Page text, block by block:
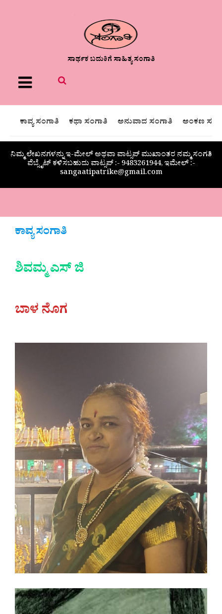
ಸಾರ್ಥಕ ಬದುಕಿಗೆ ಸಾಹಿತ್ಯ ಸಂಗಾತಿ
Menu
ಕಾವ್ಯ ಸಂಗಾತಿ ಕಥಾ ಸಂಗಾತಿ ಅನುವಾದ ಸಂಗಾತಿ ಅಂಕಣ
ನಿಮ್ಮ ಲೇಖನಗಳನ್ನು ಇ-ಮೇಲ್ ಅಥವಾ ವಾಟ್ಸಪ್ ಮುಖಾಂತರ ನಮ್ಮ ಸಂಗತಿ
ವೆಬ್ಸೈಟ್ ಕಳಿಸಬಹುದು ವಾಟ್ಸಪ್‌ :- 9483261944, ಇಮೇಲ್ :-
sangaatipatrike@gmail.com
ಕಾವ್ಯ ಸಂಗಾತಿ
ಶಿವಮ್ಮ ಎಸ್ ಜಿ
ಬಾಳ ನೊಗ